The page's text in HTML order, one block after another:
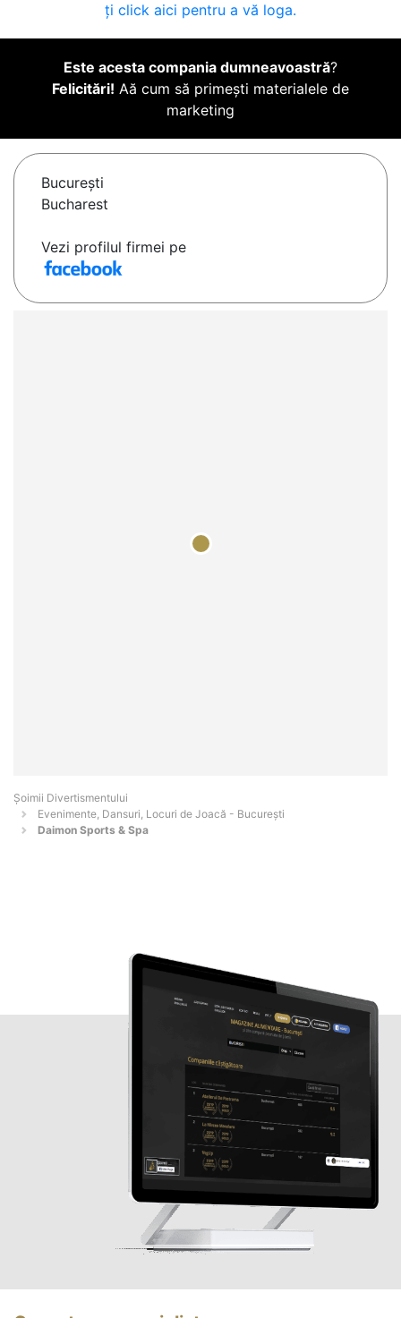
ți click aici pentru a vă loga.
Este acesta compania dumneavoastră?
Felicitări! Aă cum să primești materialele de
marketing
Bucureşti
Bucharest
Vezi profilul firmei pe
Şoimii Divertismentului
Evenimente, Dansuri, Locuri de Joacă - Bucureşti
Daimon Sports & Spa